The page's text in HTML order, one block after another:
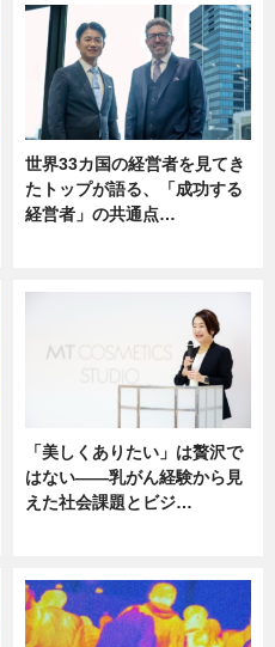
世界33カ国の経営者を見てき
たトップが語る、「成功する
経営者」の共通点…
「美しくありたい」は贅沢で
はない――乳がん経験から見
えた社会課題とビジ…